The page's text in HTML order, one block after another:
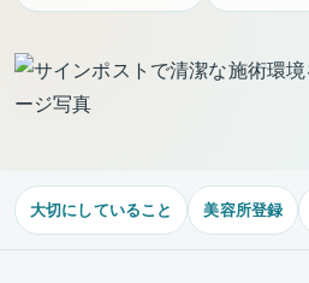
大切にしていること 美容所登録